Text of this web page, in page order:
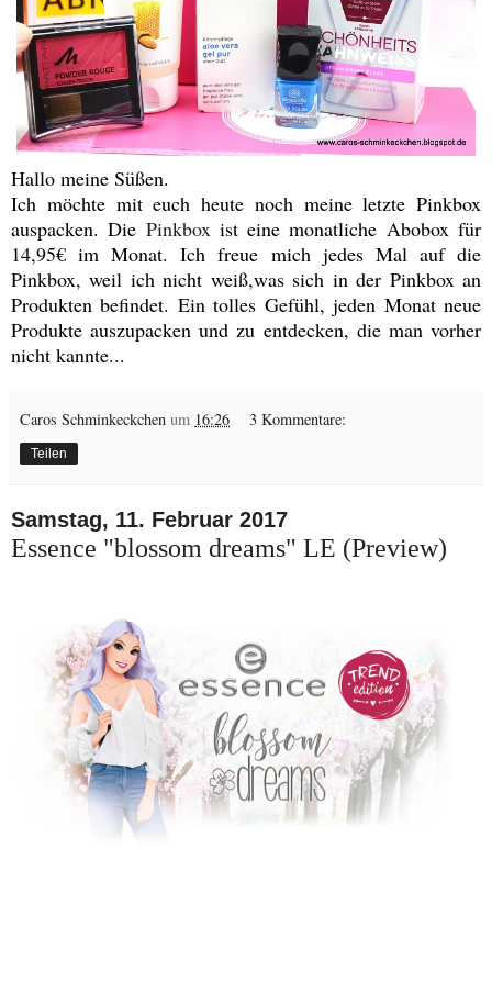
Hallo meine Süßen.
Ich möchte mit euch heute noch meine letzte Pinkbox
auspacken. Die Pinkboxist eine monatliche Abobox für
14,95€ im Monat. Ich freue mich jedes Mal auf die
Pinkbox, weil ich nicht weiß,was sich in der Pinkbox an
Produkten befindet. Ein tolles Gefühl, jeden Monat neue
Produkte auszupacken und zu entdecken, die man vorher
nicht kannte...
Caros Schminkeckchen um 16:26 3 Kommentare:
Teilen
Samstag, 11. Februar 2017
Essence "blossom dreams" LE (Preview)